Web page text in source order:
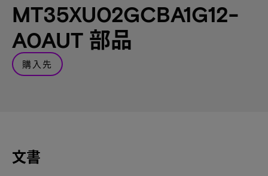
MT35XU02GCBA1G12-
A0AUT 部品
購入先
文書